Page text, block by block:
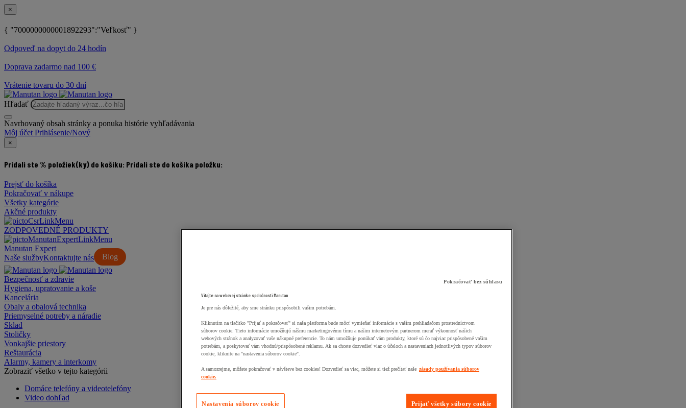
×
{ "7000000000001892293":"Veľkosť" }
Odpoveď na dopyt do 24 hodín
Doprava zadarmo nad 100 €
Vrátenie tovaru do 30 dní
Hľadať
Navrhovaný obsah stránky a ponuka histórie vyhľadávania
Môj účet Prihlásenie/Nový
×
Pridali ste % položiek(ky) do košíku: Pridali ste do košíka položku:
Prejsť do košíka
Pokračovať v nákupe
Všetky kategórie
Akčné produkty
ZODPOVEDNÉ PRODUKTY
Manutan Expert
Naše služby
Blog
Kontaktujte nás
Bezpečnosť a zdravie
Hygiena, upratovanie a koše
Kancelária
Obaly a obalová technika
Priemyselné potreby a náradie
Sklad
Stoličky
Vonkajšie priestory
Reštaurácia
Alarmy, kamery a interkomy
Zobraziť všetko v tejto kategórii
Domáce telefóny a videotelefóny
Video dohľad
Pokračovať bez súhlasu
Vitajte na webovej stránke spoločnosti Manutan
Je pre nás dôležité, aby sme stránku prispôsobili vašim potrebám.
Kliknutím na tlačitko "Prijať a pokračovať" si naša platforma bude môcť vymieňať informácie s vaším prehliadačom prostredníctvom
súborov cookie. Tieto informácie umožňujú nášmu marketingovému tímu a našim internetovým partnerom merať výkonnosť našich
webových stránok a analyzovať vaše nákupné preferencie. To nám umožňuje ponúkať vám produkty, ktoré sú čo najviac prispôsobené vašim
potrebám, a poskytovať vám vhodnú/prispôsobené reklamu. Ak sa chcete dozvedieť viac o účeloch a nastaveniach jednotlivých typov súborov
cookie, kliknite na "nastavenia súborov cookie".
A samozrejme, môžete pokračovať v návšteve bez cookies! Dozvedieť sa viac, môžete si tiež prečítať naše zásady používania súborov
cookie.
Prijať všetky súbory cookie
Nastavenia súborov cookie